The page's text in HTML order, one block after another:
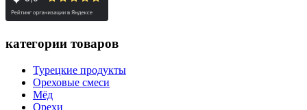
категории товаров
Турецкие продукты
Ореховые смеси
Мёд
Орехи